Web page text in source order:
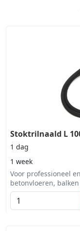
Stoktrilnaald L
1 dag
1 week
Voor professioneel
betonvloeren,